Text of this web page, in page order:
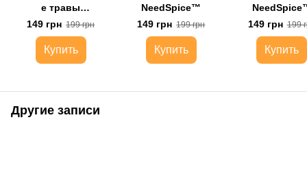
е травы
NeedSpice™
149 грн 199 грн
Купить
NeedSpice™
149 грн 199 грн
Купить
149 грн 199
Купить
Другие записи